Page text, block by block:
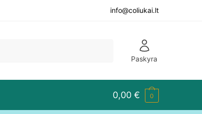
info@coliukai.lt
Paskyra
0,00 € 0